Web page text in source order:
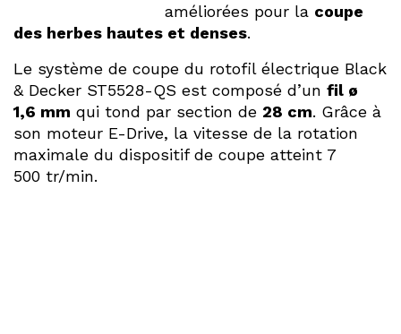
améliorées pour la coupe
des herbes hautes et denses.
Le système de coupe du rotofil électrique Black
& Decker ST5528-QS est composé d’un fil ø
1,6 mm qui tond par section de 28 cm. Grâce à
son moteur E-Drive, la vitesse de la rotation
maximale du dispositif de coupe atteint 7
500 tr/min.